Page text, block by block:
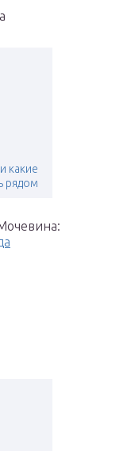
какие
рядом